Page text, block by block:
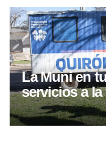
La Muni en
servicios a
en otro